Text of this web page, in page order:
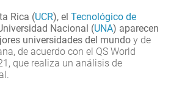
Rica (UCR), el Tecnológico de
Nacional (UNA) aparecen
universidades del mundo y de
de acuerdo con el QS World
que realiza un análisis de